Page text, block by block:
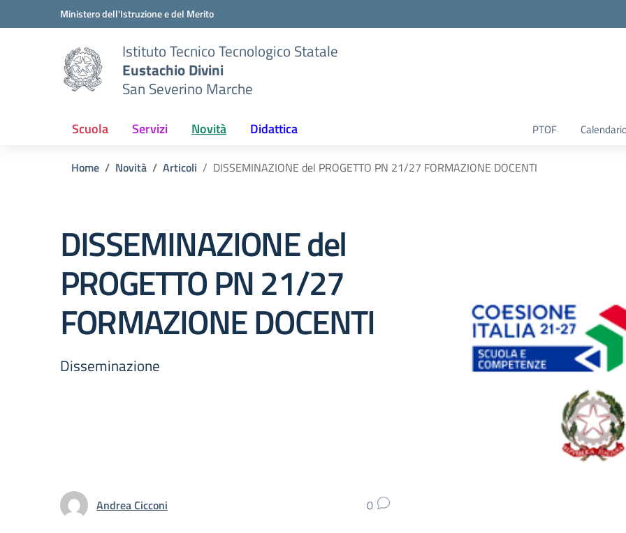
Vai ai contenuti
Vai al menu di navigazioneMinistero dell'Istruzione e del Merito
Istituto Tecnico Tecnologico Statale
Eustachio Divini
San Severino Marche
Scuola Servizi Novità Didattica PTOF
Home Novità Articoli DISSEMINAZIONE del PROGETTO PN 21/27 FORMAZIONE DOCENTI
DISSEMINAZIONE del
PROGETTO PN 21/27
FORMAZIONE DOCENTI
Disseminazione
Andrea Cicconi 0